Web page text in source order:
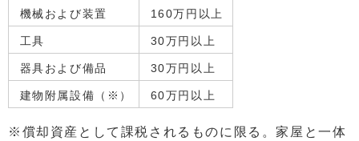
機械および装置 160万円以上
工具 30万円以上
器具および備品 30万円以上
建物附属設備（※） 60万円以上
※償却資産として課税されるものに限る。家屋と一体